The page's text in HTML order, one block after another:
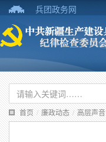
兵团政务网
首页 / 廉政动态 / 高层声音